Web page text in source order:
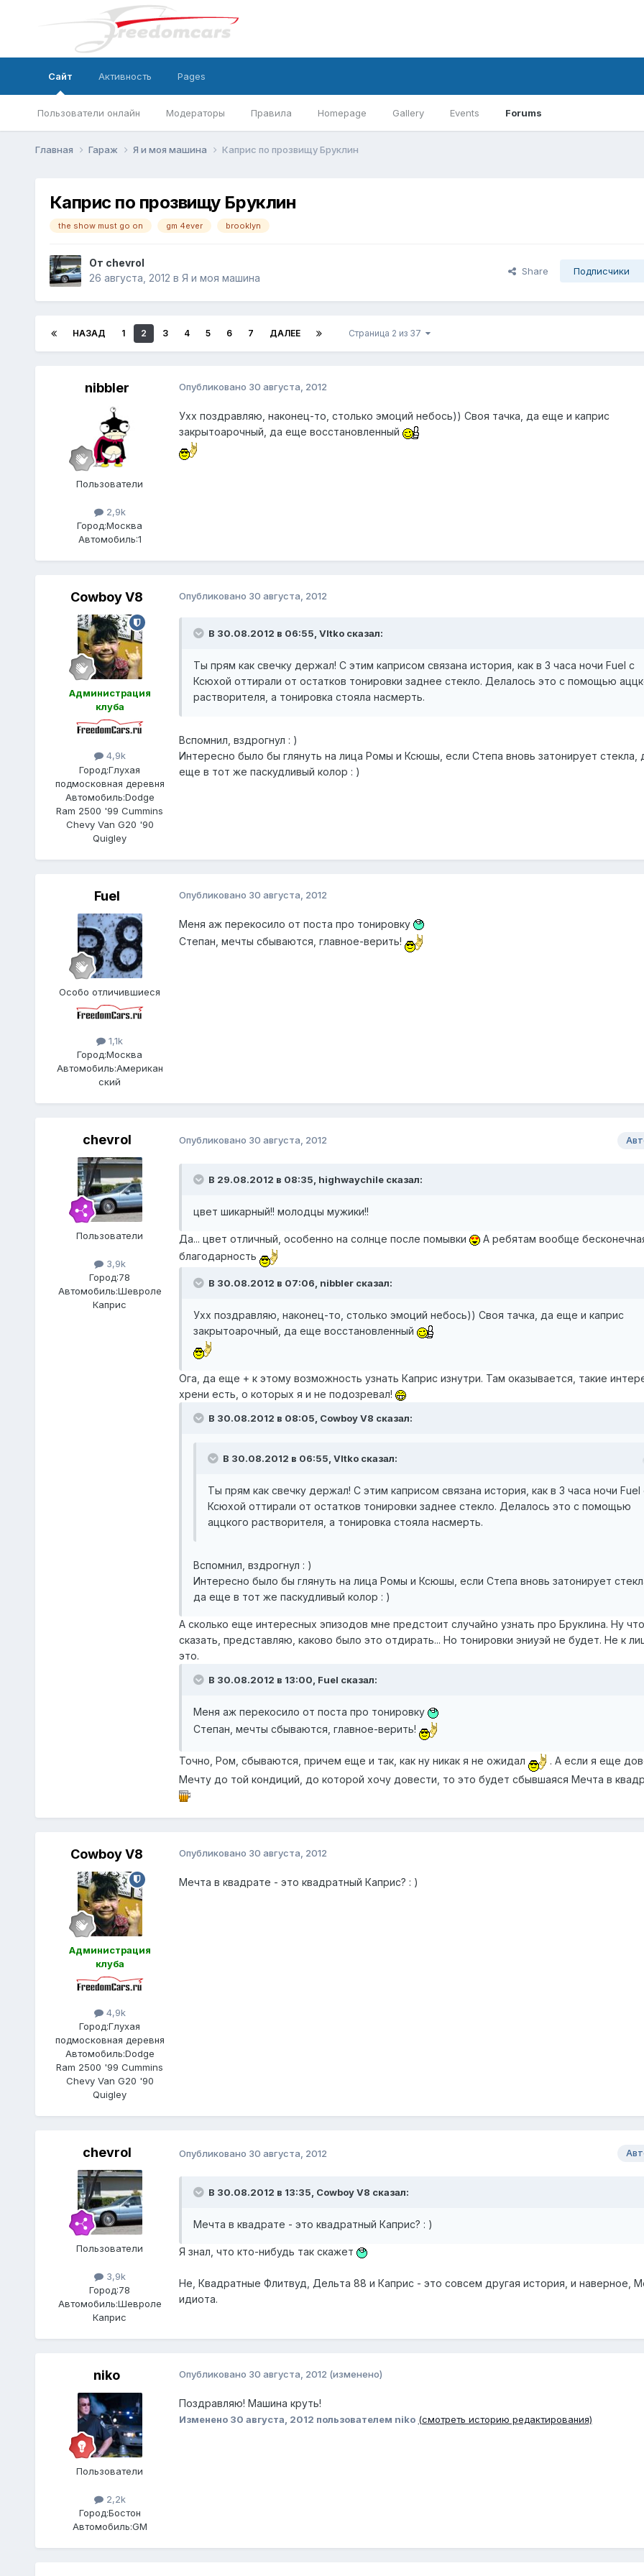
Сайт
Пользователи онлайн Модераторы Правила Homepage Gallery Events Forums
Активность Pages
Главная Гараж Я и моя машина Каприс по прозвищу Бруклин
Каприс по прозвищу Бруклин
the show must go on gm 4ever brooklyn
От chevrol
26 августа, 2012 в Я и моя машина
Share Подписчики
НАЗАД 1 2 3 4 5 6 7 ДАЛЕЕ Страница 2 из 37
nibbler
Пользователи
2,9k
Город:Москва
Автомобиль:1
Опубликовано 30 августа, 2012
Ухх поздравляю, наконец-то, столько эмоций небось)) Своя тачка, да еще и каприс
закрытоарочный, да еще восстановленный
Cowboy V8
Администрация
клуба
4,9k
Город:Глухая
подмосковная деревня
Автомобиль:Dodge
Ram 2500 '99 Cummins
Chevy Van G20 '90
Quigley
Опубликовано 30 августа, 2012
В 30.08.2012 в 06:55, VItko сказал:
Ты прям как свечку держал! С этим каприсом связана история, как в 3 часа ночи Fuel с
Ксюхой оттирали от остатков тонировки заднее стекло. Делалось это с помощью
растворителя, а тонировка стояла насмерть.
Вспомнил, вздрогнул : )
Интересно было бы глянуть на лица Ромы и Ксюшы, если Степа вновь затонирует стекла,
еще в тот же паскудливый колор : )
Fuel
Особо отличившиеся
1,1k
Город:Москва
Автомобиль:Американ
ский
Опубликовано 30 августа, 2012
Меня аж перекосило от поста про тонировку
Степан, мечты сбываются, главное-верить!
chevrol
Пользователи
3,9k
Город:78
Автомобиль:Шевроле
Каприс
Опубликовано 30 августа, 2012
В 29.08.2012 в 08:35, highwaychile сказал:
цвет шикарный!! молодцы мужики!!
Да... цвет отличный, особенно на солнце после помывки
А ребятам вообще
благодарность
В 30.08.2012 в 07:06, nibbler сказал:
Ухх поздравляю, наконец-то, столько эмоций небось)) Своя тачка, да еще и каприс
закрытоарочный, да еще восстановленный
Ога, да еще + к этому возможность узнать Каприс изнутри. Там оказывается, такие
хрени есть, о которых я и не подозревал!
В 30.08.2012 в 08:05, Cowboy V8 сказал:
В 30.08.2012 в 06:55, VItko сказал:
Ты прям как свечку держал! С этим каприсом связана история, как в 3 часа ночи Fuel
Ксюхой оттирали от остатков тонировки заднее стекло. Делалось это с помощью
аццкого растворителя, а тонировка стояла насмерть.
Вспомнил, вздрогнул : )
Интересно было бы глянуть на лица Ромы и Ксюшы, если Степа вновь затонирует
да еще в тот же паскудливый колор : )
А сколько еще интересных эпизодов мне предстоит случайно узнать про Бруклина. Ну что
сказать, представляю, каково было это отдирать... Но тонировки эниуэй не будет. Не к
это.
В 30.08.2012 в 13:00, Fuel сказал:
Меня аж перекосило от поста про тонировку
Степан, мечты сбываются, главное-верить!
Точно, Ром, сбываются, причем еще и так, как ну никак я не ожидал
. А если я еще
Мечту до той кондиций, до которой хочу довести, то это будет сбывшаяся Мечта в
Cowboy V8
Администрация
клуба
4,9k
Город:Глухая
подмосковная деревня
Автомобиль:Dodge
Ram 2500 '99 Cummins
Chevy Van G20 '90
Quigley
Опубликовано 30 августа, 2012
Мечта в квадрате - это квадратный Каприс? : )
chevrol
Пользователи
3,9k
Город:78
Автомобиль:Шевроле
Каприс
Опубликовано 30 августа, 2012
В 30.08.2012 в 13:35, Cowboy V8 сказал:
Мечта в квадрате - это квадратный Каприс? : )
Я знал, что кто-нибудь так скажет
Не, Квадратные Флитвуд, Дельта 88 и Каприс - это совсем другая история, и наверное,
идиота.
niko
Пользователи
2,2k
Город:Бостон
Автомобиль:GM
Опубликовано 30 августа, 2012 (изменено)
Поздравляю! Машина круть!
Изменено 30 августа, 2012 пользователем niko (смотреть историю редактирования)